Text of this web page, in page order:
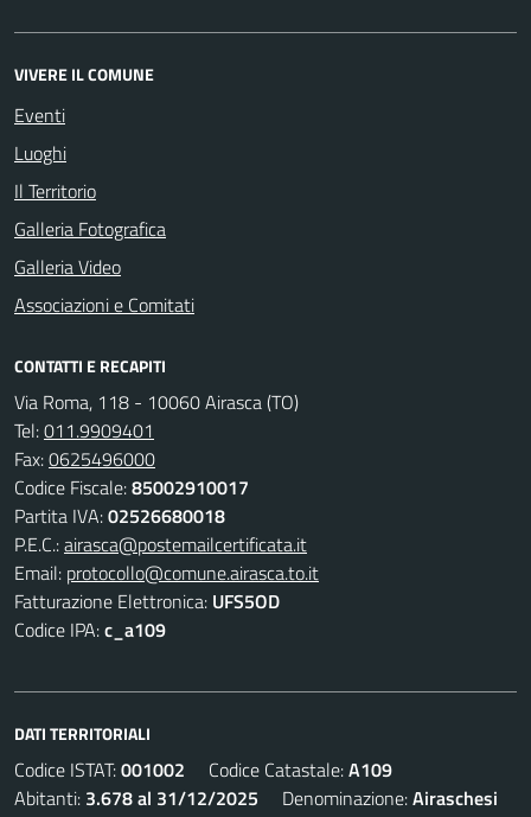
VIVERE IL COMUNE
Eventi
Luoghi
Il Territorio
Galleria Fotografica
Galleria Video
Associazioni e Comitati
CONTATTI E RECAPITI
Via Roma, 118 - 10060 Airasca (TO)
Tel:011.9909401
Fax:0625496000
Codice Fiscale:85002910017
Partita IVA:02526680018
P.E.C.:airasca@postemailcertificata.it
Email: protocollo@comune.airasca.to.it
Fatturazione Elettronica: UFS5OD
Codice IPA:c_a109
DATI TERRITORIALI
Codice ISTAT:001002 Codice Catastale:A109
Abitanti: 3.678 al 31/12/2025 Denominazione:Airaschesi